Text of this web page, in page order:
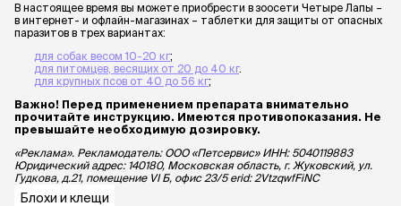
В настоящее время вы можете приобрести в зоосети Четыре Лапы –
в интернет- и офлайн-магазинах – таблетки для защиты от опасных
паразитов в трех вариантах:
для собак весом 10-20 кг;
для питомцев, весящих от 20 до 40 кг.
для крупных псов от 40 до 56 кг;
Важно! Перед применением препарата внимательно
прочитайте инструкцию. Имеются противопоказания. Не
превышайте необходимую дозировку.
«Реклама». Рекламодатель: ООО «Петсервис» ИНН: 5040119883
Юридический адрес: 140180, Московская область, г. Жуковский, ул.
Гудкова, д.21, помещение VI Б, офис 23/5 erid: 2VtzqwfFiNC
Блохи и клещи